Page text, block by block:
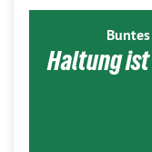
Haltung ist